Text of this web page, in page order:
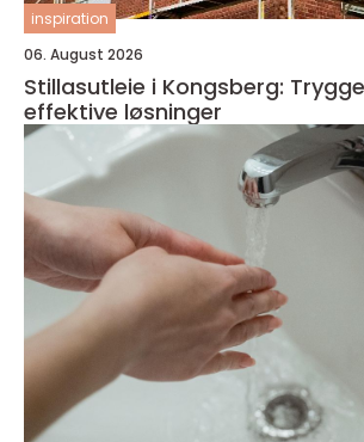
inspiration
06. August 2026
Stillasutleie i Kongsberg:
effektive løsninger